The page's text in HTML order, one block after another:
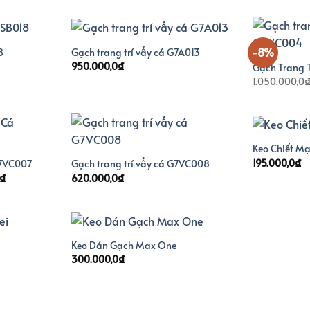
570.000,0₫.
Gạch trang trí vẩy cá G7A013
950.000,0₫
-8%
Gạch Trang
1.050.000,0₫
₫Giá
hiện
920.000,0₫.
Gạch trang trí vẩy cá G7VC008
620.000,0₫
Keo Chiết
195.000,0₫
Keo Dán Gạch Max One
300.000,0₫